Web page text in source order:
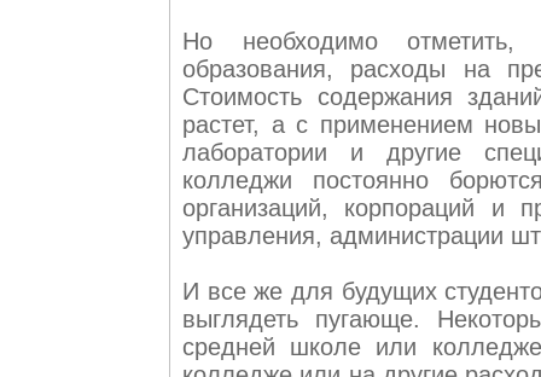
Но необходимо
образования, расходы на
Стоимость содержания
растет, а с применением
лаборатории и другие
колледжи постоянно
организаций, корпораций и
управления, администрации
И все же для будущих
выглядеть пугающе.
средней школе или